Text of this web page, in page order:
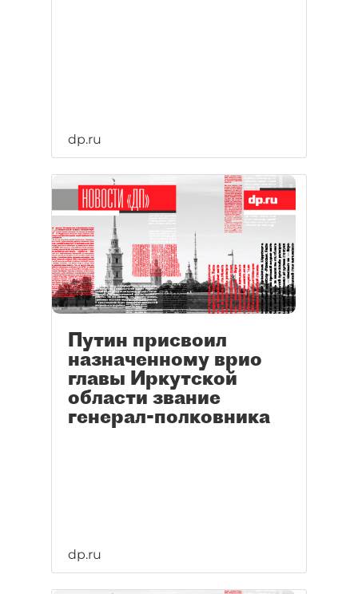
dp.ru
Путин присвоил
назначенному врио
главы Иркутской
области звание
генерал-полковника
dp.ru